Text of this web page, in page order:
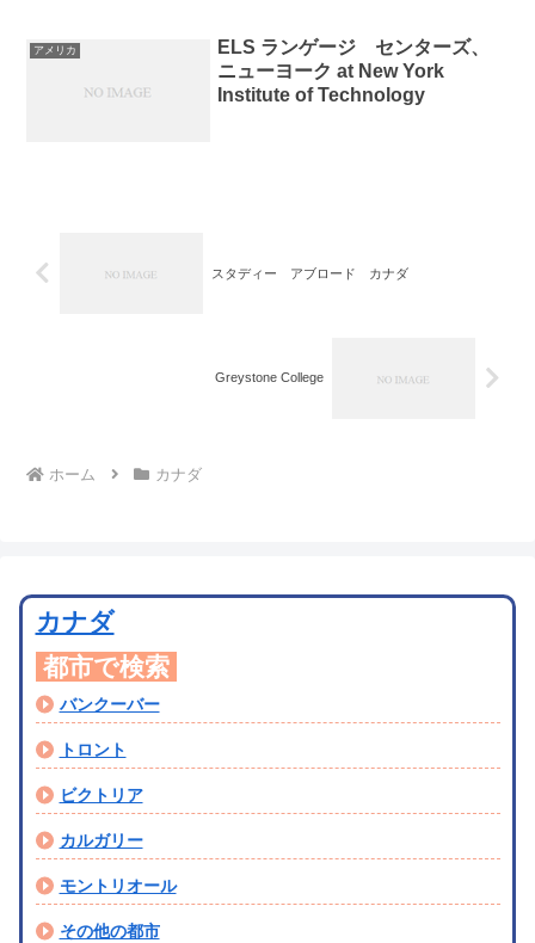
アメリカ
ELS ランゲージ センターズ、
ニューヨーク at New York
Institute of Technology
スタディー アブロード カナダ
Greystone College
ホーム カナダ
カナダ
都市で検索
バンクーバー
トロント
ビクトリア
カルガリー
モントリオール
その他の都市